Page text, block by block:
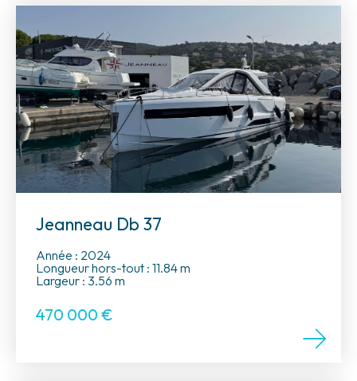
Jeanneau Db 37
Année : 2024
Longueur hors-tout : 11.84 m
Largeur : 3.56 m
470 000 €